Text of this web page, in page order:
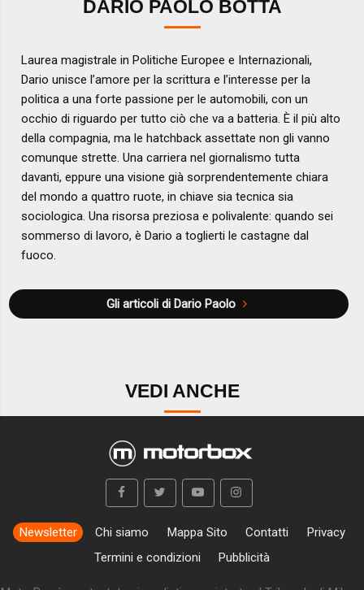
DARIO PAOLO BOTTA
Laurea magistrale in Politiche Europee e Internazionali,
Dario unisce l’amore per la scrittura e l’interesse per la
politica a una forte passione per le automobili, con un
occhio di riguardo per tutto ciò che va a batteria. È il più alto
della compagnia, ma le hatchback assettate non gli vanno
comunque strette. Una carriera nel giornalismo tutta
davanti, eppure una visione già sorprendentemente chiara
del mondo a quattro ruote, in chiave sia tecnica sia
sociologica. Una risorsa preziosa e polivalente: quando sei
sommerso di lavoro, è Dario a toglierti le castagne dal
fuoco.
Gli articoli di Dario Paolo
VEDI ANCHE
Newsletter Chi siamo Mappa Sito Contatti
Privacy
Termini e condizioni
Pubblicità